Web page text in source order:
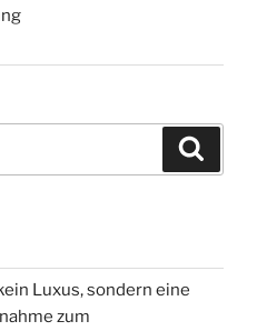
Luxus, sondern eine
zum